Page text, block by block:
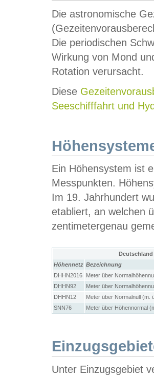
Die astronomische
Die periodischen
Wirkung von Mond
Rotation verursacht.
Diese
Seeschifffahrt und
Ein Höhensystem ist
Messpunkten.
Im 19. Jahrhundert
etabliert, an welchen
zentimetergenau
Höhennetz Bezeichnung
DHHN2016
Meter über
DHHN92
Meter über
DHHN12
Meter über Normalnull (m.
SNN76
Meter über Höhennormal
Unter Einzugsgebiet